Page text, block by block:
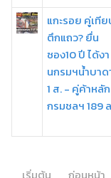
แกะรอย คู่เที
ตึกแถว? ยื่น
ซอง10 ปี ได้งา
นกรมฯน้ำบาด
1 ส. - คู่ค้าหลัก
กรมชลฯ 189